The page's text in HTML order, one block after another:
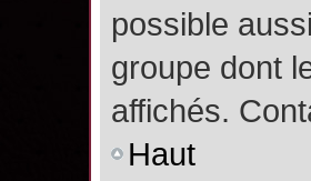
possible
groupe dont
affichés.
Haut